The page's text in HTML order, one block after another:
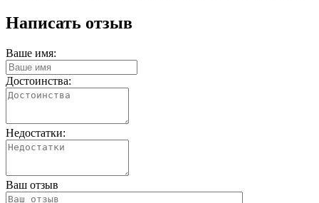
Написать отзыв
Ваше имя:
Достоинства:
Недостатки:
Ваш отзыв